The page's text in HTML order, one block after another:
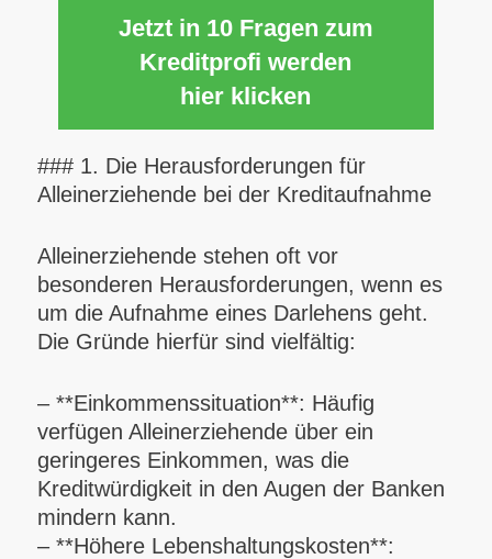
Jetzt in 10 Fragen zum
Kreditprofi werden
hier klicken
### 1. Die Herausforderungen für
Alleinerziehende bei der Kreditaufnahme
Alleinerziehende stehen oft vor
besonderen Herausforderungen, wenn es
um die Aufnahme eines Darlehens geht.
Die Gründe hierfür sind vielfältig:
– **Einkommenssituation**: Häufig
verfügen Alleinerziehende über ein
geringeres Einkommen, was die
Kreditwürdigkeit in den Augen der Banken
mindern kann.
– **Höhere Lebenshaltungskosten**: